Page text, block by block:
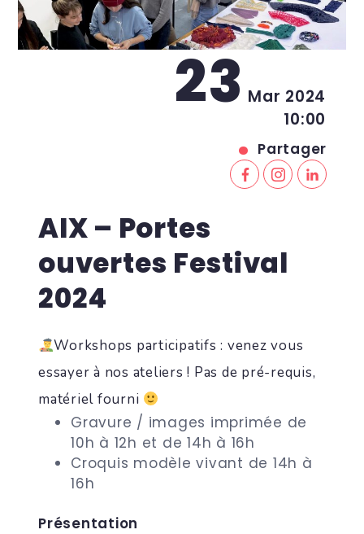
23 Mar 2024
10:00
Partager
AIX – Portes
ouvertes Festival
2024
Workshops participatifs : venez vous
essayer à nos ateliers ! Pas de pré-requis,
matériel fourni
Gravure / images imprimée de
10h à 12h et de 14h à 16h
Croquis modèle vivant de 14h à
16h
Présentation